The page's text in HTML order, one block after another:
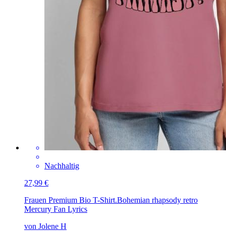
Nachhaltig
27,99 €
Frauen Premium Bio T-Shirt.Bohemian rhapsody retro
Mercury Fan Lyrics
von Jolene H